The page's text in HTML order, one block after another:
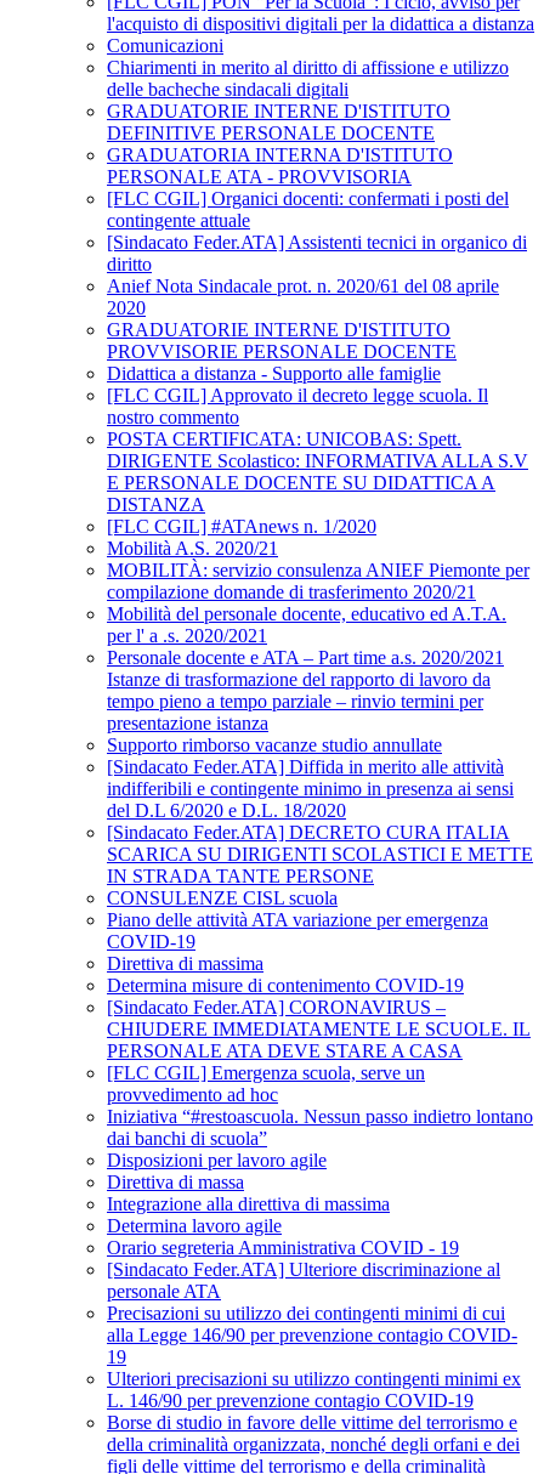
l'acquisto di dispositivi digitali per la didattica a distanza
Comunicazioni
Chiarimenti in merito al diritto di affissione e utilizzo
delle bacheche sindacali digitali
GRADUATORIE INTERNE D'ISTITUTO
DEFINITIVE PERSONALE DOCENTE
GRADUATORIA INTERNA D'ISTITUTO
PERSONALE ATA - PROVVISORIA
[FLC CGIL] Organici docenti: confermati i posti del
contingente attuale
[Sindacato Feder.ATA] Assistenti tecnici in organico di
diritto
Anief Nota Sindacale prot. n. 2020/61 del 08 aprile
2020
GRADUATORIE INTERNE D'ISTITUTO
PROVVISORIE PERSONALE DOCENTE
Didattica a distanza - Supporto alle famiglie
[FLC CGIL] Approvato il decreto legge scuola. Il
nostro commento
POSTA CERTIFICATA: UNICOBAS: Spett.
DIRIGENTE Scolastico: INFORMATIVA ALLA S.V
E PERSONALE DOCENTE SU DIDATTICA A
DISTANZA
[FLC CGIL] #ATAnews n. 1/2020
Mobilità A.S. 2020/21
MOBILITÀ: servizio consulenza ANIEF Piemonte per
compilazione domande di trasferimento 2020/21
Mobilità del personale docente, educativo ed A.T.A.
per l' a .s. 2020/2021
Personale docente e ATA – Part time a.s. 2020/2021
Istanze di trasformazione del rapporto di lavoro da
tempo pieno a tempo parziale – rinvio termini per
presentazione istanza
Supporto rimborso vacanze studio annullate
[Sindacato Feder.ATA] Diffida in merito alle attività
indifferibili e contingente minimo in presenza ai sensi
del D.L 6/2020 e D.L. 18/2020
[Sindacato Feder.ATA] DECRETO CURA ITALIA
SCARICA SU DIRIGENTI SCOLASTICI E METTE
IN STRADA TANTE PERSONE
CONSULENZE CISL scuola
Piano delle attività ATA variazione per emergenza
COVID-19
Direttiva di massima
Determina misure di contenimento COVID-19
[Sindacato Feder.ATA] CORONAVIRUS –
CHIUDERE IMMEDIATAMENTE LE SCUOLE. IL
PERSONALE ATA DEVE STARE A CASA
[FLC CGIL] Emergenza scuola, serve un
provvedimento ad hoc
Iniziativa “#restoascuola. Nessun passo indietro lontano
dai banchi di scuola”
Disposizioni per lavoro agile
Direttiva di massa
Integrazione alla direttiva di massima
Determina lavoro agile
Orario segreteria Amministrativa COVID - 19
[Sindacato Feder.ATA] Ulteriore discriminazione al
personale ATA
Precisazioni su utilizzo dei contingenti minimi di cui
alla Legge 146/90 per prevenzione contagio COVID-
19
Ulteriori precisazioni su utilizzo contingenti minimi ex
L. 146/90 per prevenzione contagio COVID-19
Borse di studio in favore delle vittime del terrorismo e
della criminalità organizzata, nonché degli orfani e dei
figli delle vittime del terrorismo e della criminalità